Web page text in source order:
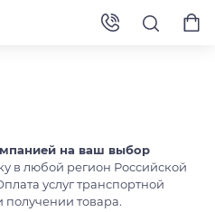
на ваш выбор
в любой регион Российской
услуг транспортной
товара.